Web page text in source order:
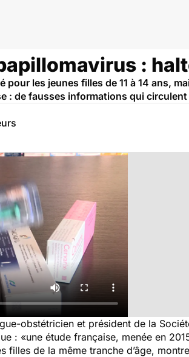
:
pour les jeunes filles de 11 à 14 ans,
: de fausses informations qui
obstétricien et président de la
: «une étude française, menée en
de la même tranche d’âge,